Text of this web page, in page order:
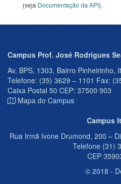
(veja Documentação da API).
Campus Prof. José Rodrigues
Av. BPS, 1303, Bairro Pinheirinho,
Telefone: (35) 3629 – 1101 Fax:
Caixa Postal 50 CEP: 37500 903
Mapa do Campus
Campus
Rua Irmã Ivone Drumond, 200 –
Telefone (31)
CEP
© 2018 -